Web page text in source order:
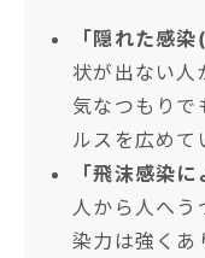
「隠れた感
状が出ない人
気なつもりで
ルスを広めて
「飛沫感染
人から人へう
染力は強くあ